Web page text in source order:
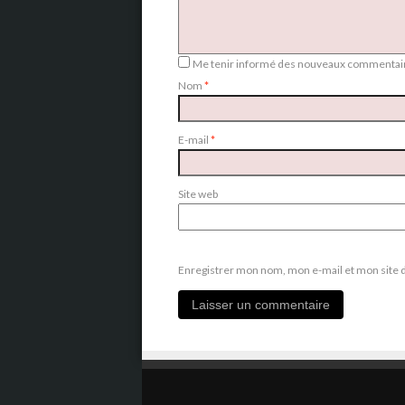
Me tenir informé des nouveaux
Nom *
E-mail *
Site web
Enregistrer mon nom, mon e-mail et mon site